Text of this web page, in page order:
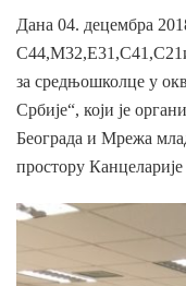
Дана 04. децембра
за средњошколце у
Србије“, који је
Београда и Мрежа
простору